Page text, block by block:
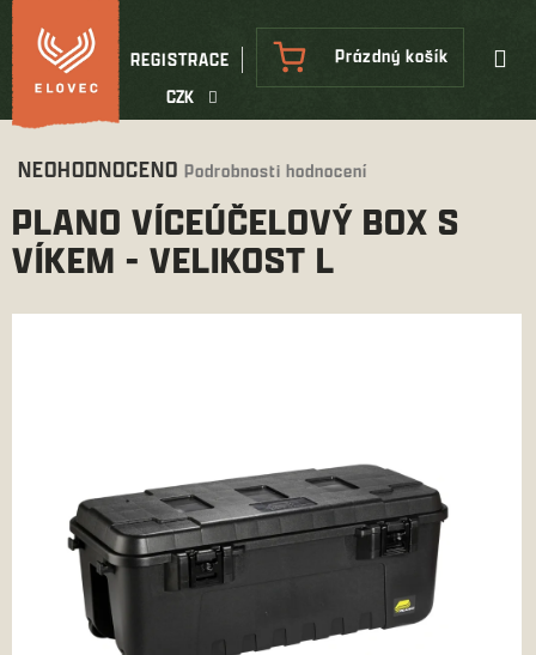
Přejít
na
obsah
CZK
REGISTRACE
NÁKUPNÍ
KOŠÍK
Prázdný košík
Průměrné
produktu
je
0,0
NEOHODNOCENO Podrobnosti hodnocení
PLANO VÍCEÚČELOVÝ BOX S
VÍKEM - VELIKOST L